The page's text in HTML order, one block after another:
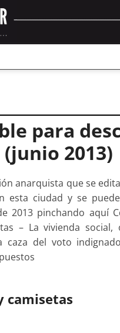
para
2013)
anarquista que se
esta ciudad y se
2013 pinchando aquí
– La vivienda
caza del voto
camisetas